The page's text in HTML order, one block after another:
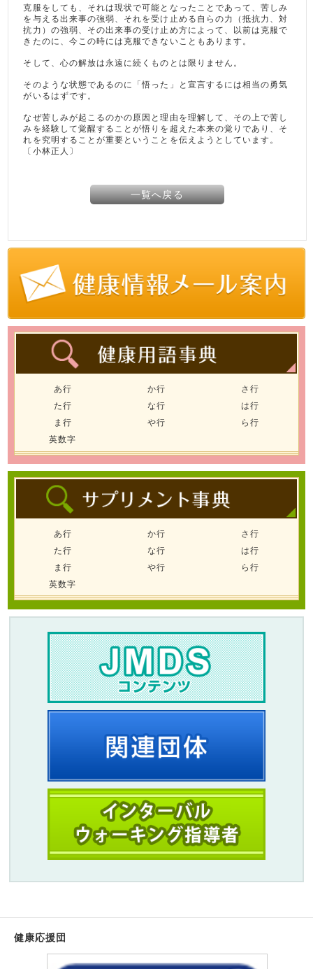
克服をしても、それは現状で可能となったことであって、苦しみ
を与える出来事の強弱、それを受け止める自らの力（抵抗力、対
抗力）の強弱、その出来事の受け止め方によって、以前は克服で
きたのに、今この時には克服できないこともあります。
そして、心の解放は永遠に続くものとは限りません。
そのような状態であるのに「悟った」と宣言するには相当の勇気
がいるはずです。
なぜ苦しみが起こるのかの原因と理由を理解して、その上で苦し
みを経験して覚醒することが悟りを超えた本来の覚りであり、そ
れを究明することが重要ということを伝えようとしています。
〔小林正人〕
一覧へ戻る
あ行 か行
さ行
た行
な行
は行
ま行
や行
ら行
英数字
あ行 か行
さ行
た行
な行
は行
ま行
や行
ら行
英数字
健康応援団